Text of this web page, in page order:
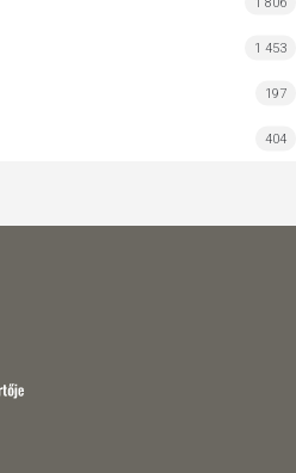
1 453
197
404